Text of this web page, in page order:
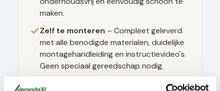
maken.
Zelf te monteren – Compleet geleverd
met alle benodigde materialen, duidelijke
montagehandleiding en instructievideo's.
Geen speciaal gereedschap nodig.